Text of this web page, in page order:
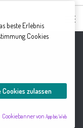
vorbehalten.
beste Erlebnis
Cookies
Cookies zulassen
Cookiebanner von App bis Web